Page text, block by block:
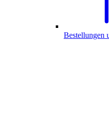
Bestellungen